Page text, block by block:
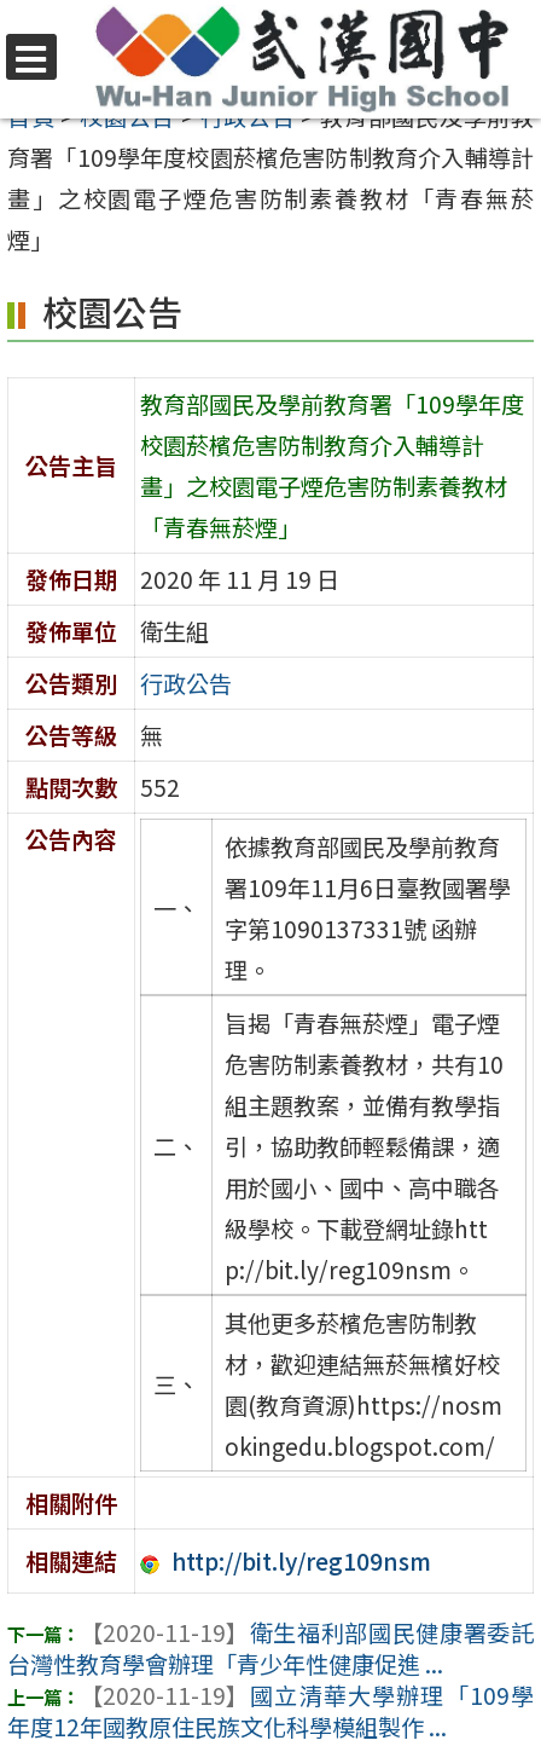
至
要
內
容
選
單
首頁>校園公告>行政公告>教育部國民及學前教
育署「109學年度校園菸檳危害防制教育介入輔導計
畫」之校園電子煙危害防制素養教材「青春無菸
煙」
校園公告
公告主旨
教育部國民及學前教育署「109學年度
校園菸檳危害防制教育介入輔導計
畫」之校園電子煙危害防制素養教材
「青春無菸煙」
發佈日期
2020 年 11 月 19 日
發佈單位
衛生組
公告類別
行政公告
公告等級
無
點閱次數
552
公告內容
一、
依據教育部國民及學前教育
署109年11月6日臺教國署學
字第1090137331號 函辦
理。
二、
旨揭「青春無菸煙」電子煙
危害防制素養教材，共有10
組主題教案，並備有教學指
引，協助教師輕鬆備課，適
用於國小、國中、高中職各
級學校。下載登網址錄htt
p://bit.ly/reg109nsm。
三、
其他更多菸檳危害防制教
材，歡迎連結無菸無檳好校
園(教育資源)https://nosm
okingedu.blogspot.com/
相關附件
相關連結
http://bit.ly/reg109nsm
【2020-11-19】 衛生福利部國民健康署委託
台灣性教育學會辦理「青少年性健康促進 ...
【2020-11-19】 國立清華大學辦理「109學
年度12年國教原住民族文化科學模組製作 ...